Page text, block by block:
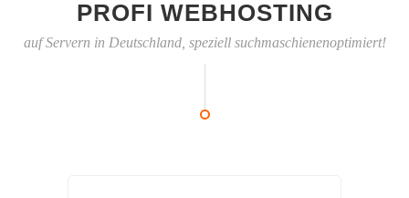
PROFI WEBHOSTING
auf Servern in Deutschland, speziell suchmaschienenoptimiert!